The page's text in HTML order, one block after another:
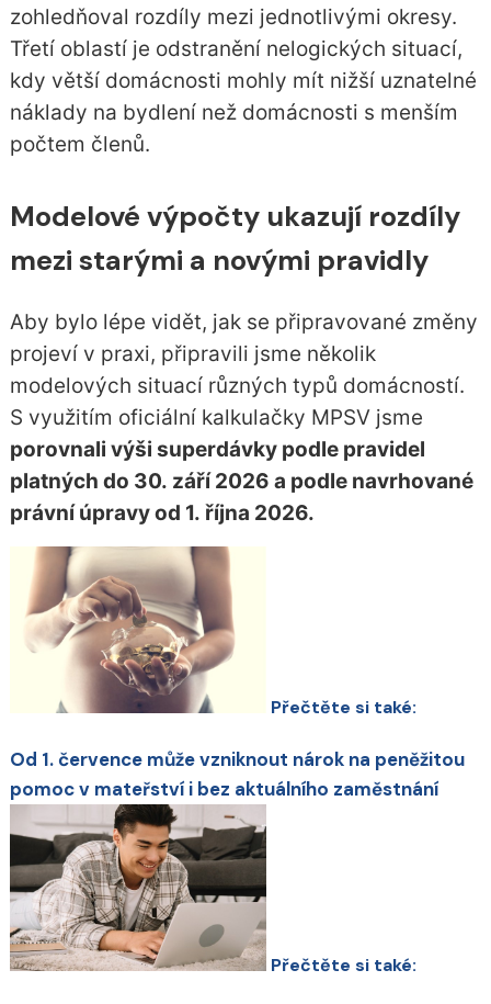
zohledňoval rozdíly mezi jednotlivými okresy.
Třetí oblastí je odstranění nelogických situací,
kdy větší domácnosti mohly mít nižší uznatelné
náklady na bydlení než domácnosti s menším
počtem členů.
Modelové výpočty ukazují rozdíly
mezi starými a novými pravidly
Aby bylo lépe vidět, jak se připravované změny
projeví v praxi, připravili jsme několik
modelových situací různých typů domácností.
S využitím oficiální kalkulačky MPSV jsme
porovnali výši superdávky podle pravidel
platných do 30. září 2026 a podle navrhované
právní úpravy od 1. října 2026.
Přečtěte si také:
Od 1. července může vzniknout nárok na peněžitou
pomoc v mateřství i bez aktuálního zaměstnání
Přečtěte si také: